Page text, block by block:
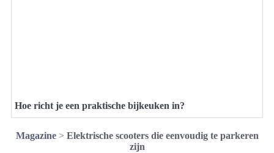
Hoe richt je een praktische bijkeuken in?
Magazine> Elektrische scooters die eenvoudig te parkeren
zijn